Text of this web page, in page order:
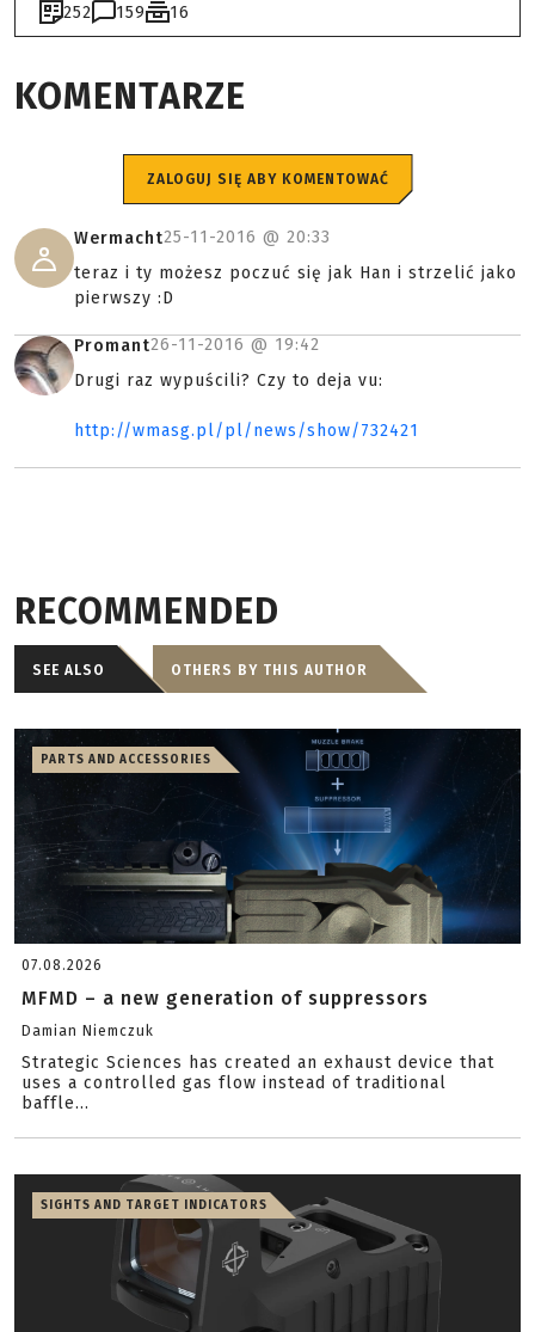
252 159 16
KOMENTARZE
ZALOGUJ SIĘ ABY KOMENTOWAĆ
Wermacht25-11-2016 @ 20:33
teraz i ty możesz poczuć się jak Han i strzelić jako
pierwszy :D
Promant26-11-2016 @ 19:42
Drugi raz wypuścili? Czy to deja vu:
http://wmasg.pl/pl/news/show/732421
RECOMMENDED
SEE ALSO OTHERS BY THIS AUTHOR
PARTS AND ACCESSORIES
07.08.2026
MFMD – a new generation of suppressors
Damian Niemczuk
Strategic Sciences has created an exhaust device that
uses a controlled gas flow instead of traditional
baffle...
SIGHTS AND TARGET INDICATORS